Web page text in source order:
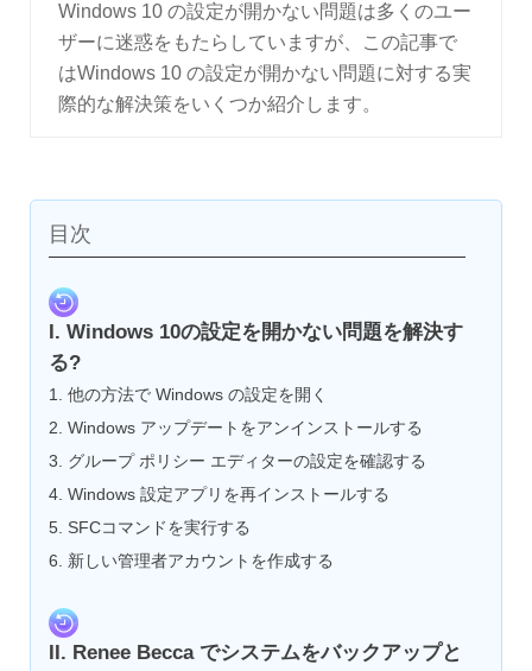
Windows 10 の設定が開かない問題は多くのユー
ザーに迷惑をもたらしていますが、この記事で
はWindows 10 の設定が開かない問題に対する実
際的な解決策をいくつか紹介します。
目次
I. Windows 10の設定を開かない問題を解決す
る?
1. 他の方法で Windows の設定を開く
2. Windows アップデートをアンインストールする
3. グループ ポリシー エディターの設定を確認する
4. Windows 設定アプリを再インストールする
5. SFCコマンドを実行する
6. 新しい管理者アカウントを作成する
II. Renee Becca でシステムをバックアップと